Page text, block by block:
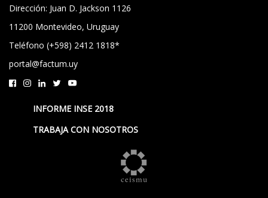
Dirección: Juan D. Jackson 1126
11200 Montevideo, Uruguay
Teléfono (+598) 2412 1818*
portal@factum.uy
INFORME INSE 2018
TRABAJA CON NOSOTROS